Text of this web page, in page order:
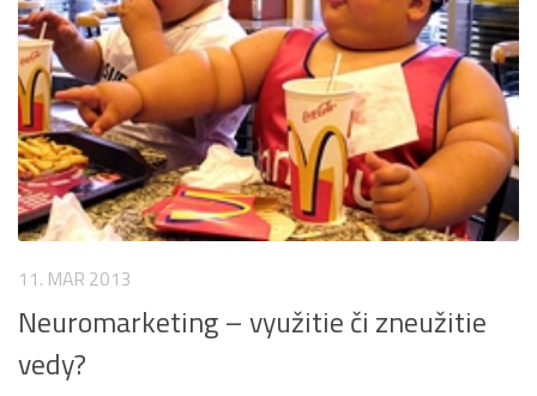
11. MAR 2013
Neuromarketing – využitie či zneužitie
vedy?